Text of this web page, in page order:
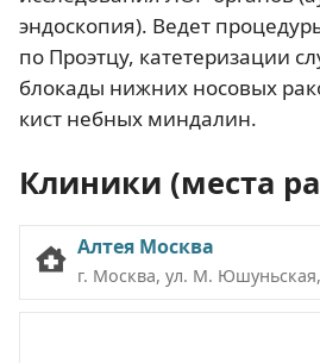
эндоскопия). Ведет
по Проэтцу, катетеризации
блокады нижних носовых
кист небных миндалин.
Клиники (места
Алтея Москва
г. Москва, ул. М.